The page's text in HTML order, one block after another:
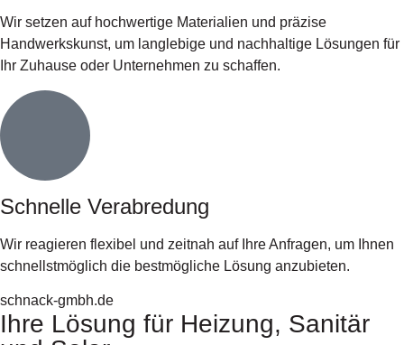
Wir setzen auf hochwertige Materialien und präzise
Handwerkskunst, um langlebige und nachhaltige Lösungen für
Ihr Zuhause oder Unternehmen zu schaffen.
Schnelle Verabredung
Wir reagieren flexibel und zeitnah auf Ihre Anfragen, um Ihnen
schnellstmöglich die bestmögliche Lösung anzubieten.
schnack-gmbh.de
Ihre Lösung für Heizung, Sanitär